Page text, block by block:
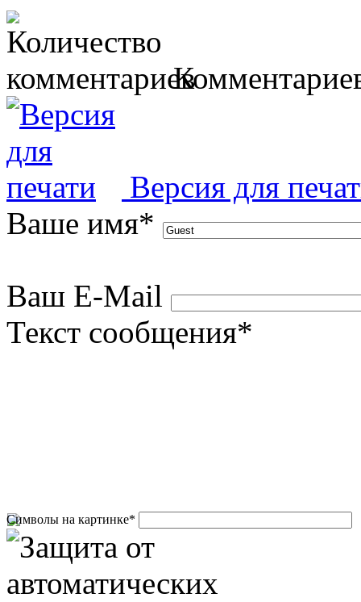
Версия для
Ваше имя*
Ваш E-Mail
Текст сообщения*
Символы на картинке*